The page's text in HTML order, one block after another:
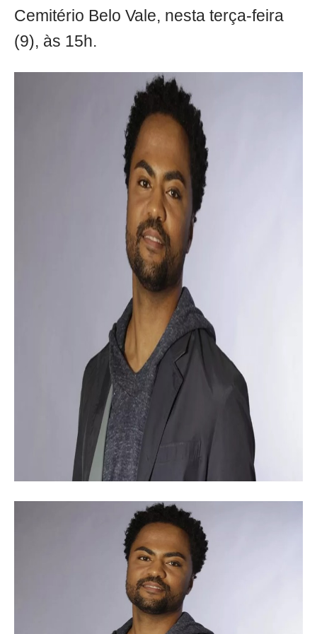
Cemitério Belo Vale, nesta terça-feira
(9), às 15h.